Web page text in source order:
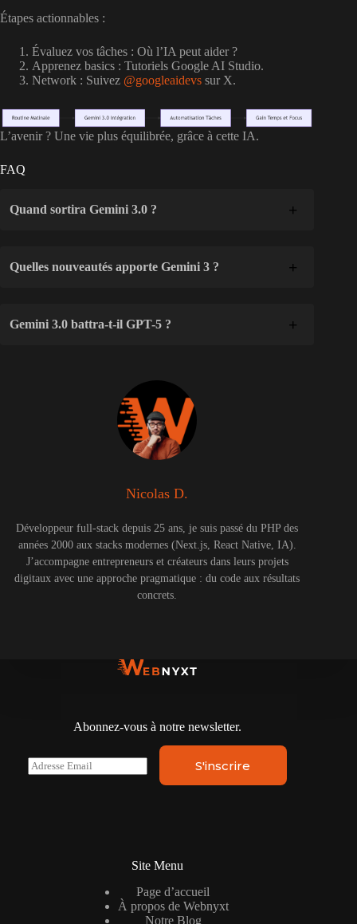
Étapes actionnables :
Évaluez vos tâches : Où l’IA peut aider ?
Apprenez basics : Tutoriels Google AI Studio.
Network : Suivez @googleaidevs sur X.
L’avenir ? Une vie plus équilibrée, grâce à cette IA.
FAQ
Quand sortira Gemini 3.0 ?
Quelles nouveautés apporte Gemini 3 ?
Gemini 3.0 battra-t-il GPT-5 ?
Nicolas D.
Développeur full-stack depuis 25 ans, je suis passé du PHP des
années 2000 aux stacks modernes (Next.js, React Native, IA).
J’accompagne entrepreneurs et créateurs dans leurs projets
digitaux avec une approche pragmatique : du code aux résultats
concrets.
Abonnez-vous à notre newsletter.
E
m
S'inscrire
Site Menu
Page d’accueil
À propos de Webnyxt
Notre Blog